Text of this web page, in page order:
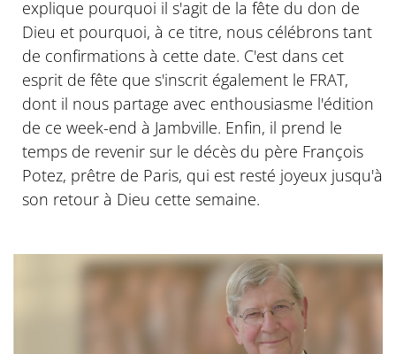
explique pourquoi il s'agit de la fête du don de
Dieu et pourquoi, à ce titre, nous célébrons tant
de confirmations à cette date. C'est dans cet
esprit de fête que s'inscrit également le FRAT,
dont il nous partage avec enthousiasme l'édition
de ce week-end à Jambville. Enfin, il prend le
temps de revenir sur le décès du père François
Potez, prêtre de Paris, qui est resté joyeux jusqu'à
son retour à Dieu cette semaine.